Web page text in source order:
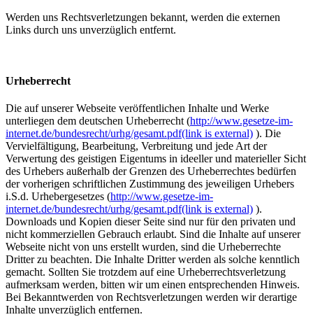
Werden uns Rechtsverletzungen bekannt, werden die externen
Links durch uns unverzüglich entfernt.
Urheberrecht
Die auf unserer Webseite veröffentlichen Inhalte und Werke
unterliegen dem deutschen Urheberrecht (http://www.gesetze-im-
internet.de/bundesrecht/urhg/gesamt.pdf(link is external) ). Die
Vervielfältigung, Bearbeitung, Verbreitung und jede Art der
Verwertung des geistigen Eigentums in ideeller und materieller Sicht
des Urhebers außerhalb der Grenzen des Urheberrechtes bedürfen
der vorherigen schriftlichen Zustimmung des jeweiligen Urhebers
i.S.d. Urhebergesetzes (http://www.gesetze-im-
internet.de/bundesrecht/urhg/gesamt.pdf(link is external) ).
Downloads und Kopien dieser Seite sind nur für den privaten und
nicht kommerziellen Gebrauch erlaubt. Sind die Inhalte auf unserer
Webseite nicht von uns erstellt wurden, sind die Urheberrechte
Dritter zu beachten. Die Inhalte Dritter werden als solche kenntlich
gemacht. Sollten Sie trotzdem auf eine Urheberrechtsverletzung
aufmerksam werden, bitten wir um einen entsprechenden Hinweis.
Bei Bekanntwerden von Rechtsverletzungen werden wir derartige
Inhalte unverzüglich entfernen.